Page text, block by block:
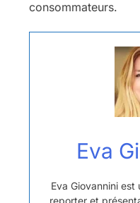
consommateurs.
Eva
Eva Giovannini est